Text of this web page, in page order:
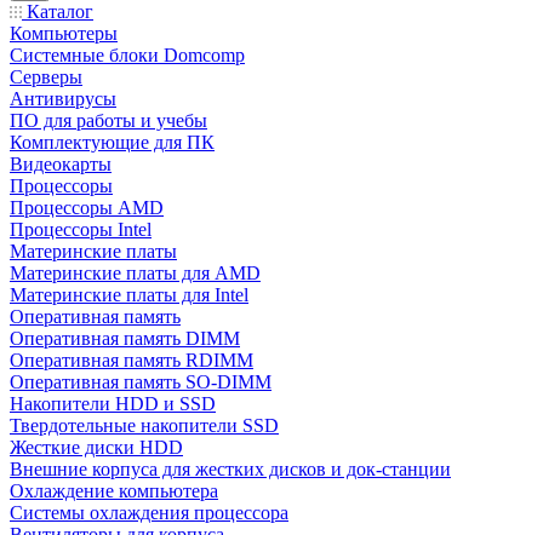
Каталог
Компьютеры
Системные блоки Domcomp
Серверы
Антивирусы
ПО для работы и учебы
Комплектующие для ПК
Видеокарты
Процессоры
Процессоры AMD
Процессоры Intel
Материнские платы
Материнские платы для AMD
Материнские платы для Intel
Оперативная память
Оперативная память DIMM
Оперативная память RDIMM
Оперативная память SO-DIMM
Накопители HDD и SSD
Твердотельные накопители SSD
Жесткие диски HDD
Внешние корпуса для жестких дисков и док-станции
Охлаждение компьютера
Системы охлаждения процессора